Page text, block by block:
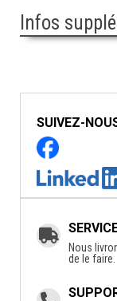
Infos
SUIVEZ-
Nous
de le faire.